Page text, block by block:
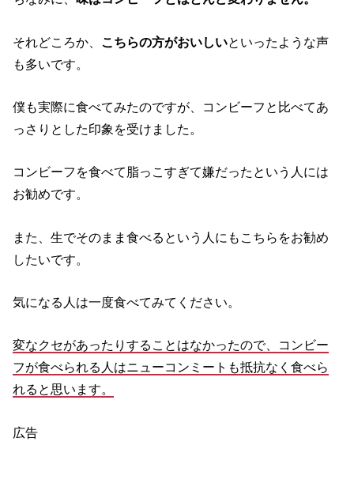
それどころか、 こちらの方がおいしいといったような声
も多いです。
僕も実際に食べてみたのですが、コンビーフと比べてあ
っさりとした印象を受けました。
コンビーフを食べて脂っこすぎて嫌だったという人には
お勧めです。
また、生でそのまま食べるという人にもこちらをお勧め
したいです。
気になる人は一度食べてみてください。
変なクセがあったりすることはなかったので、コンビー
フが食べられる人はニューコンミートも抵抗なく食べら
れると思います。
広告